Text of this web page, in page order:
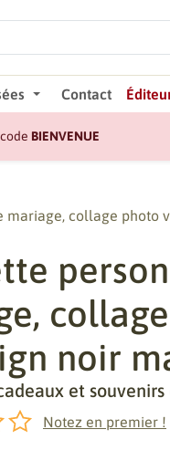
Contact
BIENVENUE
mariage, collage photo
noir
et
Notez en premier !